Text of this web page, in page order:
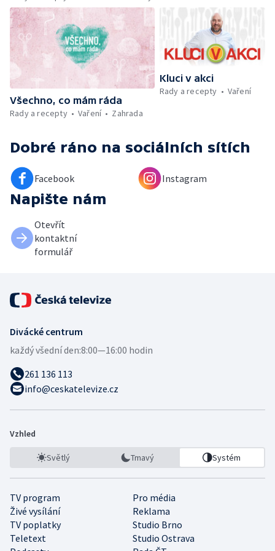
Umělecký festival Pohoda 2026 —
Vyhodnocení ankety + ČT tipy —
Vyhodnocení divácké soutěže — Práce
záchranářů v létě
Všechno, co mám ráda
Rady a recepty
Vaření Zahrada
Kluci v akci
Rady a recepty
Vaření
Dobré ráno na sociálních sítích
Facebook Instagram
Napište nám
Otevřít
kontaktní
formulář
Divácké centrum
každý všední den:8:00—16:00 hodin
261 136 113
info@ceskatelevize.cz
Vzhled
Světlý Tmavý Systém
TV program
Pro média
Živé vysílání
Reklama
TV poplatky
Studio Brno
Teletext
Studio Ostrava